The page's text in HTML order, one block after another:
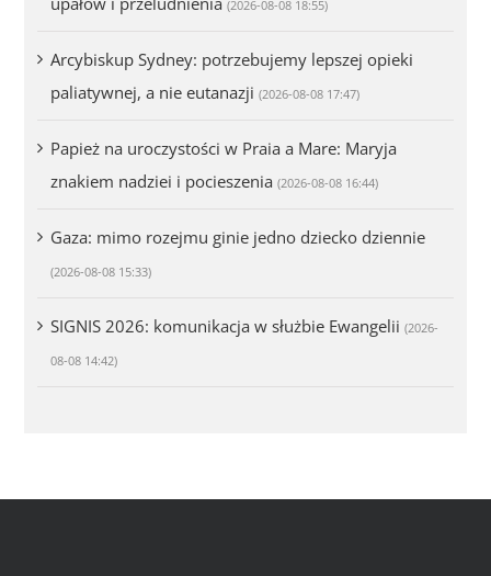
(2026-08-08 18:55)
Arcybiskup Sydney: potrzebujemy lepszej opieki
paliatywnej, a nie eutanazji (2026-08-08 17:47)
Papież na uroczystości w Praia a Mare: Maryja
znakiem nadziei i pocieszenia (2026-08-08 16:44)
Gaza: mimo rozejmu ginie jedno dziecko dziennie
(2026-08-08 15:33)
SIGNIS 2026: komunikacja w służbie Ewangelii (2026-
08-08 14:42)